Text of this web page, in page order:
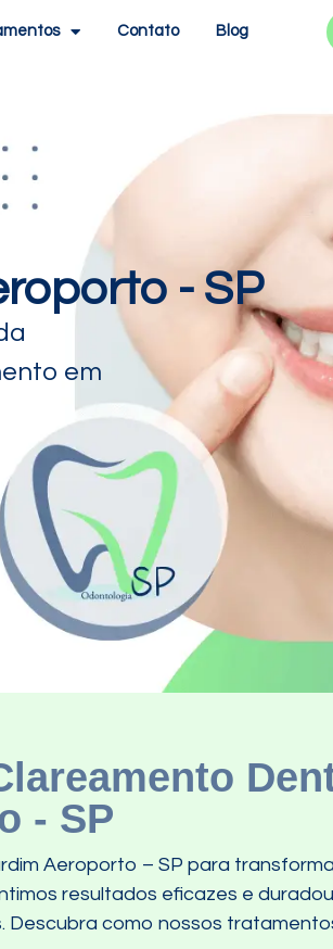
Contato Blog
- SP
em
- SP
Aeroporto – SP para
resultados eficazes e
como nossos